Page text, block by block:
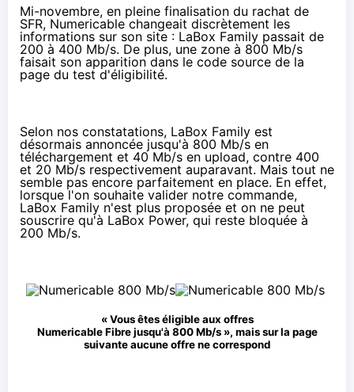
Mi-novembre, en pleine finalisation du rachat de
SFR, Numericablechangeait discrètement les
informations sur son site : LaBox Family passait de
200 à 400 Mb/s. De plus, une zone à 800 Mb/s
faisait son apparition dans le code source de la
page du test d'éligibilité.
Selon nos constatations, LaBox Family est
désormais annoncée jusqu'à 800 Mb/s en
téléchargement et 40 Mb/s en upload, contre 400
et 20 Mb/s respectivement auparavant. Mais tout ne
semble pas encore parfaitement en place. En effet,
lorsque l'on souhaite valider notre commande,
LaBox Family n'est plus proposée et on ne peut
souscrire qu'à LaBox Power, qui reste bloquée à
200 Mb/s.
« Vous êtes éligible aux offres
NumericableFibre jusqu'à 800 Mb/s », mais sur la page
suivante aucune offre ne correspond